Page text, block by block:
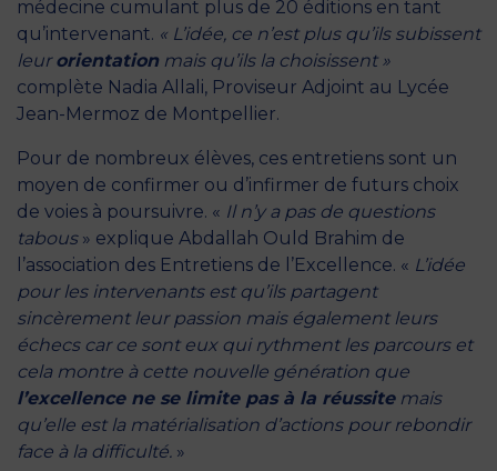
médecine cumulant plus de 20 éditions en tant
qu’intervenant. « L’idée, ce n’est plus qu’ils subissent
leurorientation mais qu’ils la choisissent »
complète Nadia Allali, Proviseur Adjoint au Lycée
Jean-Mermoz de Montpellier.
Pour de nombreux élèves, ces entretiens sont un
moyen de confirmer ou d’infirmer de futurs choix
de voies à poursuivre. « Il n’y a pas de questions
tabous» explique Abdallah Ould Brahim de
l’association des Entretiens de l’Excellence. « L’idée
pour les intervenants est qu’ils partagent
sincèrement leur passion mais également leurs
échecs car ce sont eux qui rythment les parcours et
cela montre à cette nouvelle génération que
l’excellence ne se limite pas à la réussitemais
qu’elle est la matérialisation d’actions pour rebondir
face à la difficulté. »